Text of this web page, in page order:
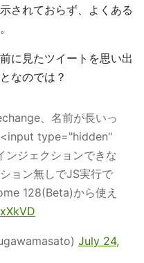
されておらず、よくある
に見たツイートを思い出
なのでは？
、名前が長いっ
<input type="hidden"
ジェクションできな
ョン無しでJS実行で
128(Beta)から使え
July 24,